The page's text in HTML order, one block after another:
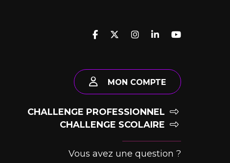
MON COMPTE
CHALLENGE PROFESSIONNEL
CHALLENGE SCOLAIRE
Vous avez une question ?